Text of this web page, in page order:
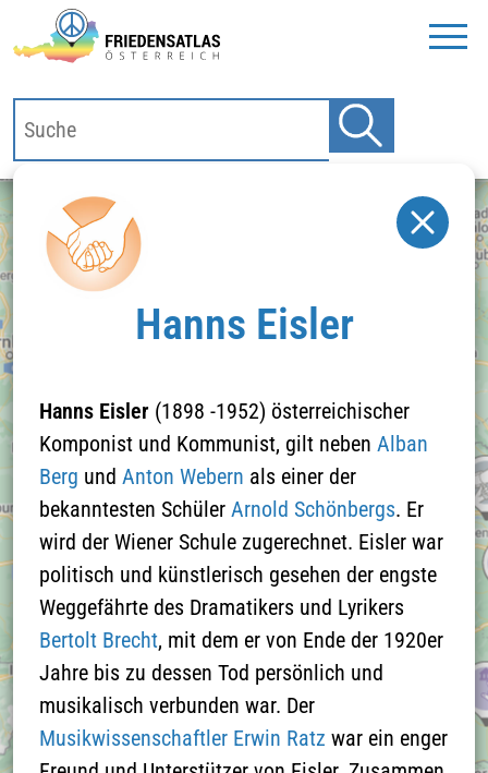
Klicken Sie hier um
die
Datenschutzerklärung
zu aktzeptieren und
die Google-Maps-
Karte zu laden
Näheres finden Sie in
der
Datenschutzerklärung
Hanns Eisler
Hanns Eisler (1898 -1952) österreichischer
Komponist und Kommunist, gilt neben Alban
Berg und Anton Webern als einer der
bekanntesten Schüler Arnold Schönbergs. Er
wird der Wiener Schule zugerechnet. Eisler war
politisch und künstlerisch gesehen der engste
Weggefährte des Dramatikers und Lyrikers
Bertolt Brecht, mit dem er von Ende der 1920er
Jahre bis zu dessen Tod persönlich und
musikalisch verbunden war. Der
Musikwissenschaftler Erwin Ratz war ein enger